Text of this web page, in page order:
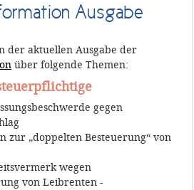
Ausgabe
der aktuellen Ausgabe der
über folgende Themen:
gegen
zur „doppelten Besteuerung“ von
wegen
von Leibrenten -